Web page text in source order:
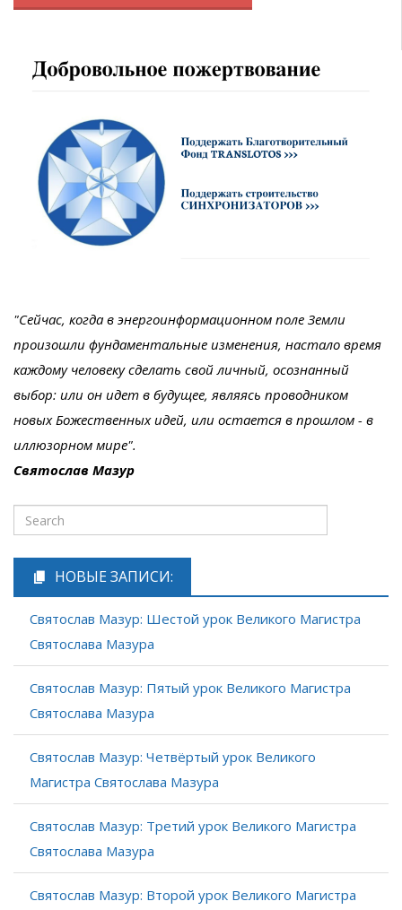
"Сейчас, когда в энергоинформационном поле Земли
произошли фундаментальные изменения, настало время
каждому человеку сделать свой личный, осознанный
выбор: или он идет в будущее, являясь проводником
новых Божественных идей, или остается в прошлом - в
иллюзорном мире".
Святослав Мазур
НОВЫЕ ЗАПИСИ:
Святослав Мазур: Шестой урок Великого Магистра
Святослава Мазура
Святослав Мазур: Пятый урок Великого Магистра
Святослава Мазура
Святослав Мазур: Четвёртый урок Великого
Магистра Святослава Мазура
Святослав Мазур: Третий урок Великого Магистра
Святослава Мазура
Святослав Мазур: Второй урок Великого Магистра